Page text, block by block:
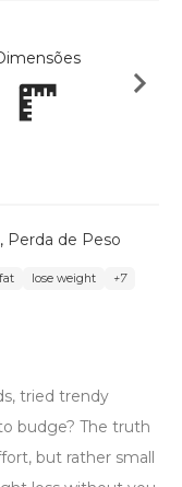
, Perda de Peso
lose weight +7
tried trendy
budge? The truth
but rather small